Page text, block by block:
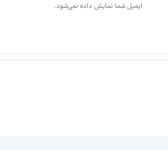
ایمیل شما نمایش داده نمی‌شود.